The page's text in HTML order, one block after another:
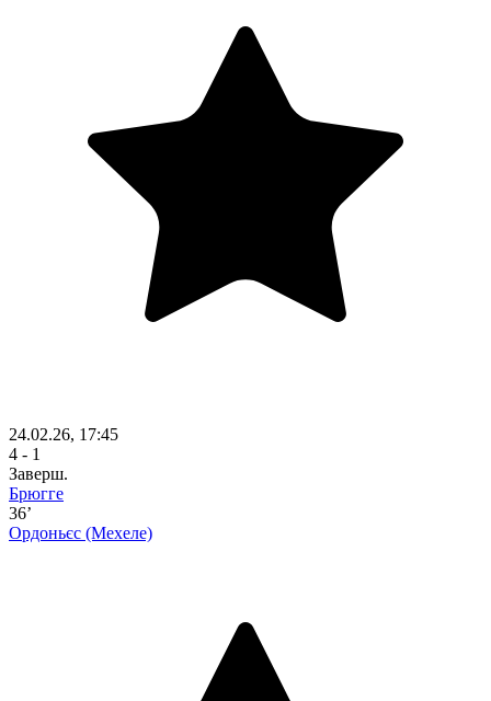
24.02.26, 17:45
4 - 1
Заверш.
Брюгге
36’
Ордоньєс (Мехеле)